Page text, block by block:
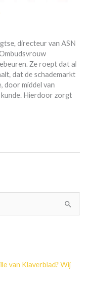
directeur van ASN
Ze roept dat al
dat de schademarkt
door middel van
kunde. Hierdoor zorgt
van Klaverblad? Wij